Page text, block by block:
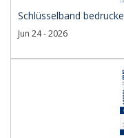
Schlüsselband
Jun 24 - 2026